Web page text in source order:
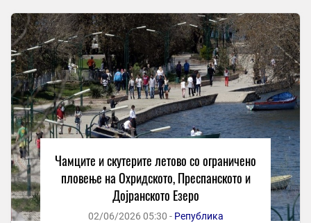
Чамците и скутерите летово со ограничено
пловење на Охридското, Преспанското и
Дојранското Езеро
02/06/2026 05:30 - Република